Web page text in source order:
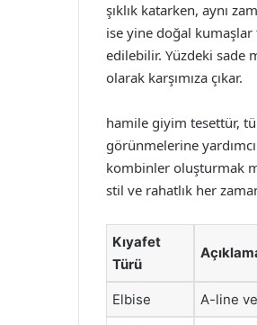
şıklık katarken, aynı
ise yine doğal
edilebilir. Yüzdeki sade
olarak karşımıza çıkar.
hamile giyim tesettür,
görünmelerine
kombinler oluşturmak
stil ve rahatlık her
Kıyafet
Türü
Elbise A-line